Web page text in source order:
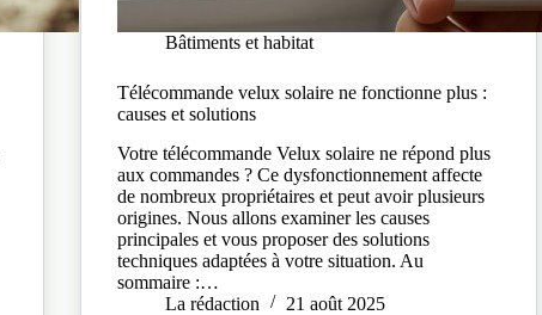
Bâtiments et habitat
Télécommande velux solaire ne fonctionne plus​ :
causes et solutions
Votre télécommande Velux solaire ne répond plus
aux commandes ? Ce dysfonctionnement affecte
de nombreux propriétaires et peut avoir plusieurs
origines. Nous allons examiner les causes
principales et vous proposer des solutions
techniques adaptées à votre situation. Au
sommaire :…
La rédaction
21 août 2025